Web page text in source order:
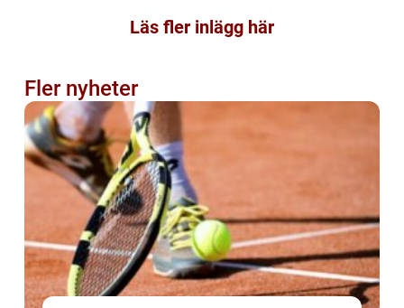
Läs fler inlägg här
Fler nyheter